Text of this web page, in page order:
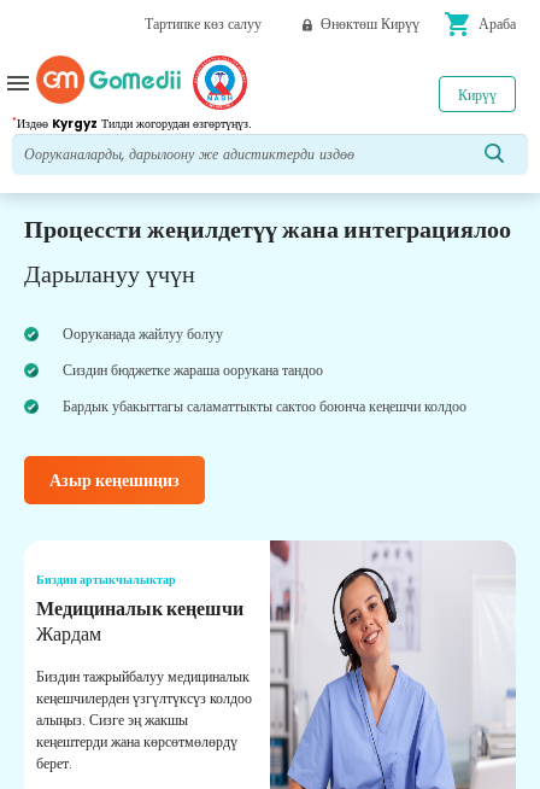
Тартипке көз салуу Өнөктөш Кирүү shopping_cart Араба
*Издөө Kyrgyz Тилди жогорудан өзгөртүңүз.
Кирүү
menu
Процессти жеңилдетүү жана интеграциялоо
Дарылануу үчүн
Ооруканада жайлуу болуу
Сиздин бюджетке жараша оорукана тандоо
Бардык убакыттагы саламаттыкты сактоо боюнча кеңешчи колдоо
Азыр кеңешиңиз
Биздин артыкчылыктар
Медициналык кеңешчи
Жардам
Биздин тажрыйбалуу медициналык
кеңешчилерден үзгүлтүксүз колдоо
алыңыз. Сизге эң жакшы
кеңештерди жана көрсөтмөлөрдү
берет.